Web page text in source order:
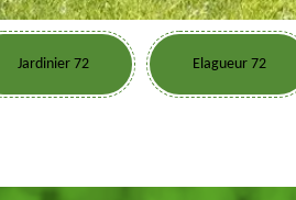
Jardinier 72 Elagueur 72